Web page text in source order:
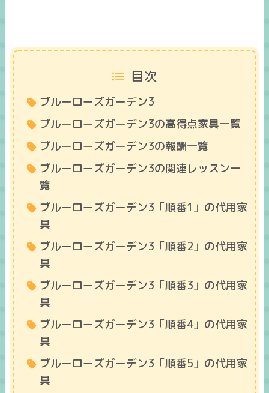
目次
ブルーローズガーデン3
ブルーローズガーデン3の高得点家具一覧
ブルーローズガーデン3の報酬一覧
ブルーローズガーデン3の関連レッスン一
覧
ブルーローズガーデン3「順番1」の代用家
具
ブルーローズガーデン3「順番2」の代用家
具
ブルーローズガーデン3「順番3」の代用家
具
ブルーローズガーデン3「順番4」の代用家
具
ブルーローズガーデン3「順番5」の代用家
具